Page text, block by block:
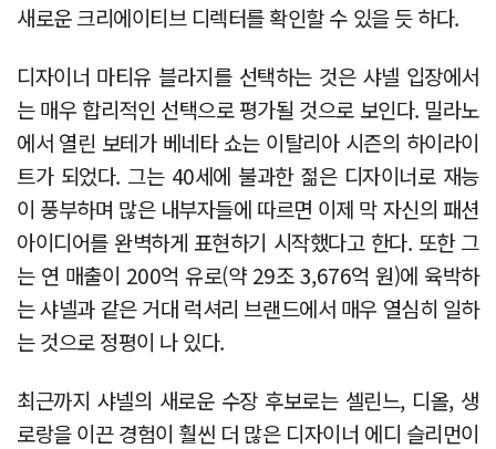
새로운 크리에이티브 디렉터를 확인할 수 있을 듯 하다.
디자이너 마티유 블라지를 선택하는 것은 샤넬 입장에서
는 매우 합리적인 선택으로 평가될 것으로 보인다. 밀라노
에서 열린 보테가 베네타 쇼는 이탈리아 시즌의 하이라이
트가 되었다. 그는 40세에 불과한 젊은 디자이너로 재능
이 풍부하며 많은 내부자들에 따르면 이제 막 자신의 패션
아이디어를 완벽하게 표현하기 시작했다고 한다. 또한 그
는 연 매출이 200억 유로(약 29조 3,676억 원)에 육박하
는 샤넬과 같은 거대 럭셔리 브랜드에서 매우 열심히 일하
는 것으로 정평이 나 있다.
최근까지 샤넬의 새로운 수장 후보로는 셀린느, 디올, 생
로랑을 이끈 경험이 훨씬 더 많은 디자이너 에디 슬리먼이